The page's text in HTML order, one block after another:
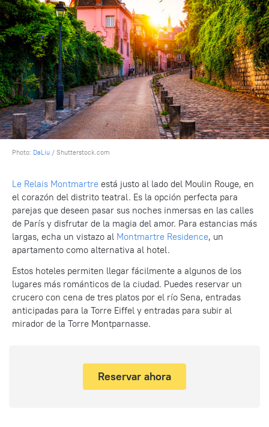
Photo: DaLiu / Shutterstock.com
Le Relais Montmartre está justo al lado del Moulin Rouge, en
el corazón del distrito teatral. Es la opción perfecta para
parejas que deseen pasar sus noches inmersas en las calles
de París y disfrutar de la magia del amor. Para estancias más
largas, echa un vistazo al Montmartre Residence, un
apartamento como alternativa al hotel.
Estos hoteles permiten llegar fácilmente a algunos de los
lugares más románticos de la ciudad. Puedes reservar un
crucero con cena de tres platos por el río Sena, entradas
anticipadas para la Torre Eiffel y entradas para subir al
mirador de la Torre Montparnasse.
Reservar ahora